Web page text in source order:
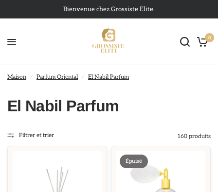
Bienvenue chez Grossiste Elite.
0
Maison / Parfum Oriental / El Nabil Parfum
El Nabil Parfum
Filtrer et trier 160 produits
Épuisé